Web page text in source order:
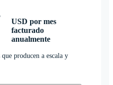
USD por mes
facturado
anualmente
que producen a escala y